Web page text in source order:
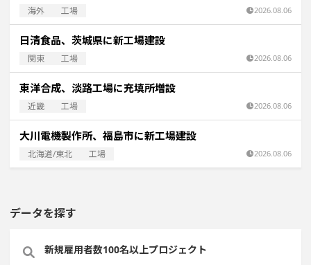
海外 工場 2026.08.06
日清食品、茨城県に新工場建設
関東 工場 2026.08.06
東洋合成、淡路工場に充填所増設
近畿 工場 2026.08.06
大川電機製作所、福島市に新工場建設
北海道/東北 工場 2026.08.06
データを探す
新規雇用者数100名以上プロジェクト